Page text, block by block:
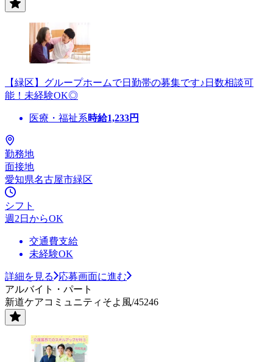
【緑区】グループホームで日勤帯の募集です♪日数相談可
能！未経験OK◎
医療・福祉系時給1,233円
勤務地
面接地
愛知県名古屋市緑区
シフト
週2日からOK
交通費支給
未経験OK
詳細を見る
応募画面に進む
アルバイト・パート
新道ケアコミュニティそよ風/45246